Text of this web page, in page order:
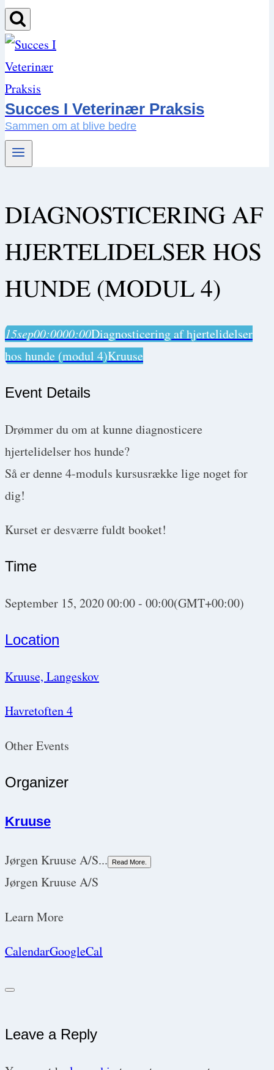
Succes I Veterinær Praksis
Sammen om at blive bedre
DIAGNOSTICERING AF
HJERTELIDELSER HOS
HUNDE (MODUL 4)
15sep00:0000:00Diagnosticering af hjertelidelser
hos hunde (modul 4)Kruuse
Event Details
Drømmer du om at kunne diagnosticere
hjertelidelser hos hunde?
Så er denne 4-moduls kursusrække lige noget for
dig!
Kurset er desværre fuldt booket!
Time
September 15, 202000:00- 00:00(GMT+00:00)
Location
Kruuse, Langeskov
Havretoften 4
Other Events
Organizer
Kruuse
Jørgen Kruuse A/S... Read More.
Jørgen Kruuse A/S
Learn More
CalendarGoogleCal
Leave a Reply